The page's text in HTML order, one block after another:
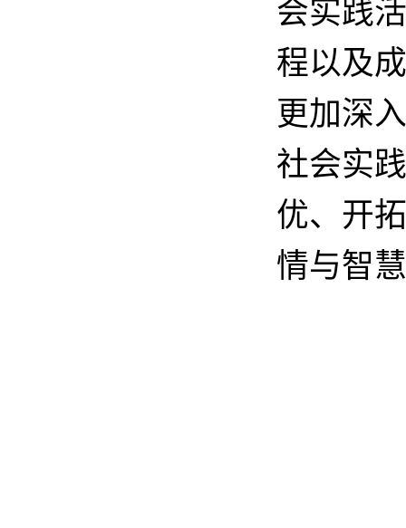
会实践
程以及
更加深
社会实
优、开
情与智